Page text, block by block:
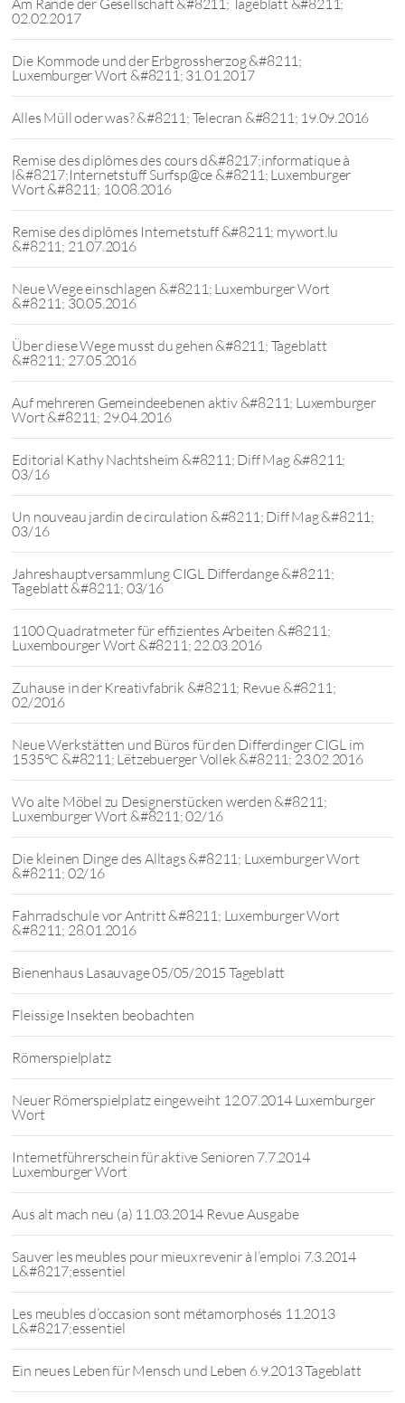
Am Rande der Gesellschaft &#8211; Tageblatt &#8211;
02.02.2017
Die Kommode und der Erbgrossherzog &#8211;
Luxemburger Wort &#8211; 31.01.2017
Alles Müll oder was? &#8211; Telecran &#8211; 19.09.2016
Remise des diplômes des cours d&#8217;informatique à
l&#8217;Internetstuff Surfsp@ce &#8211; Luxemburger
Wort &#8211; 10.08.2016
Remise des diplômes Internetstuff &#8211; mywort.lu
&#8211; 21.07.2016
Neue Wege einschlagen &#8211; Luxemburger Wort
&#8211; 30.05.2016
Über diese Wege musst du gehen &#8211; Tageblatt
&#8211; 27.05.2016
Auf mehreren Gemeindeebenen aktiv &#8211; Luxemburger
Wort &#8211; 29.04.2016
Editorial Kathy Nachtsheim &#8211; Diff Mag &#8211;
03/16
Un nouveau jardin de circulation &#8211; Diff Mag &#8211;
03/16
Jahreshauptversammlung CIGL Differdange &#8211;
Tageblatt &#8211; 03/16
1100 Quadratmeter für effizientes Arbeiten &#8211;
Luxembourger Wort &#8211; 22.03.2016
Zuhause in der Kreativfabrik &#8211; Revue &#8211;
02/2016
Neue Werkstätten und Büros für den Differdinger CIGL im
1535°C &#8211; Lëtzebuerger Vollek &#8211; 23.02.2016
Wo alte Möbel zu Designerstücken werden &#8211;
Luxemburger Wort &#8211; 02/16
Die kleinen Dinge des Alltags &#8211; Luxemburger Wort
&#8211; 02/16
Fahrradschule vor Antritt &#8211; Luxemburger Wort
&#8211; 28.01.2016
Bienenhaus Lasauvage 05/05/2015 Tageblatt
Fleissige Insekten beobachten
Römerspielplatz
Neuer Römerspielplatz eingeweiht 12.07.2014 Luxemburger
Wort
Internetführerschein für aktive Senioren 7.7.2014
Luxemburger Wort
Aus alt mach neu (a) 11.03.2014 Revue Ausgabe
Sauver les meubles pour mieux revenir à l’emploi 7.3.2014
L&#8217;essentiel
Les meubles d’occasion sont métamorphosés 11.2013
L&#8217;essentiel
Ein neues Leben für Mensch und Leben 6.9.2013 Tageblatt